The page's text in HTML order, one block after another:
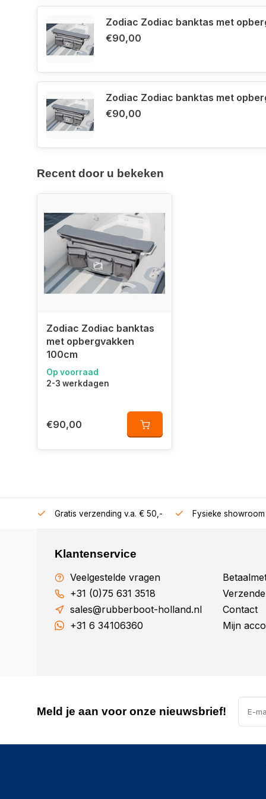
Maar kan natuurlijk ook voor andere types
Zodiac Zodiac banktas met
€90,00
Zodiac Zodiac banktas met
€90,00
Recent door u bekeken
Zodiac Zodiac banktas
met opbergvakken
100cm
Op voorraad
2-3 werkdagen
€90,00
Gratis verzending v.a. € 50,- Fysieke showroom
Klantenservice
Veelgestelde vragen
+31 (0)75 631 3518
sales@rubberboot-holland.nl
+31 6 34106360
Contact
Mijn
Meld je aan voor onze nieuwsbrief!